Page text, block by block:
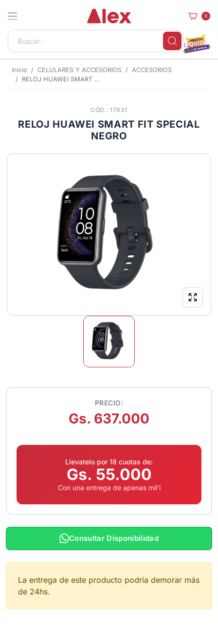
0
Inicio CELULARES Y ACCESORIOS
ACCESORIOS
RELOJ HUAWEI SMART FIT SPECIAL NEGRO
CÓD.: 17931
RELOJ HUAWEI SMART FIT SPECIAL
NEGRO
PRECIO:
Gs. 637.000
Llevatelo por 18 cuotas de:
Gs. 55.000
Con una entrega de apenas mil'i
Consultar Disponibilidad
La entrega de este producto podría demorar más
de 24hs.